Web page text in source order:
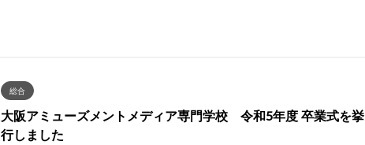
総合
大阪アミューズメントメディア専門学校 令和5年度 卒業式を挙
行しました